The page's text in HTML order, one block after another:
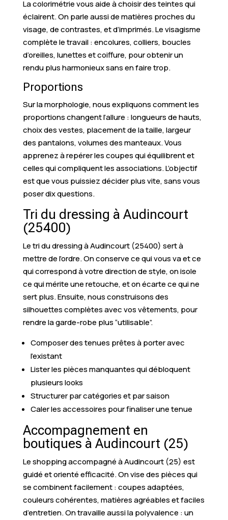
La colorimétrie vous aide à choisir des teintes qui
éclairent. On parle aussi de matières proches du
visage, de contrastes, et d’imprimés. Le visagisme
complète le travail : encolures, colliers, boucles
d’oreilles, lunettes et coiffure, pour obtenir un
rendu plus harmonieux sans en faire trop.
Proportions
Sur la morphologie, nous expliquons comment les
proportions changent l’allure : longueurs de hauts,
choix des vestes, placement de la taille, largeur
des pantalons, volumes des manteaux. Vous
apprenez à repérer les coupes qui équilibrent et
celles qui compliquent les associations. L’objectif
est que vous puissiez décider plus vite, sans vous
poser dix questions.
Tri du dressing à Audincourt
(25400)
Le tri du dressing à Audincourt (25400) sert à
mettre de l’ordre. On conserve ce qui vous va et ce
qui correspond à votre direction de style, on isole
ce qui mérite une retouche, et on écarte ce qui ne
sert plus. Ensuite, nous construisons des
silhouettes complètes avec vos vêtements, pour
rendre la garde-robe plus “utilisable”.
Composer des tenues prêtes à porter avec
l’existant
Lister les pièces manquantes qui débloquent
plusieurs looks
Structurer par catégories et par saison
Caler les accessoires pour finaliser une tenue
Accompagnement en
boutiques à Audincourt (25)
Le shopping accompagné à Audincourt (25) est
guidé et orienté efficacité. On vise des pièces qui
se combinent facilement : coupes adaptées,
couleurs cohérentes, matières agréables et faciles
d’entretien. On travaille aussi la polyvalence : un